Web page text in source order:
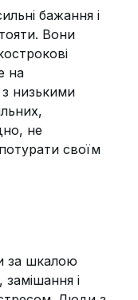
бажання і
Вони
на
низькими
не
своїм
за шкалою
замішання і